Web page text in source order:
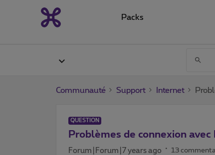
Packs
Communauté Support Internet
QUESTION
Problèmes de connexion
Forum|Forum|7 years ago 13